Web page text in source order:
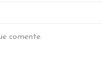
comente.